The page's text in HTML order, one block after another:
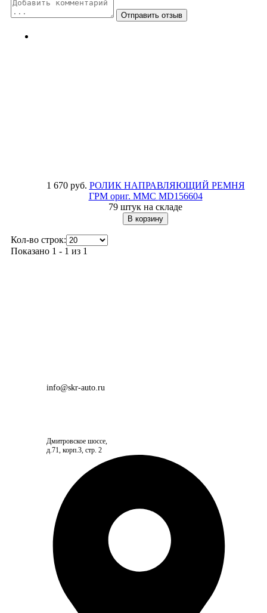
1 670 руб. РОЛИК НАПРАВЛЯЮЩИЙ РЕМНЯ
ГРМ ориг. MMC MD156604
79 штук на складе
Кол-во строк:
Показано 1 - 1 из 1
info@skr-auto.ru
Дмитровское шоссе,
д.71, корп.3, стр. 2